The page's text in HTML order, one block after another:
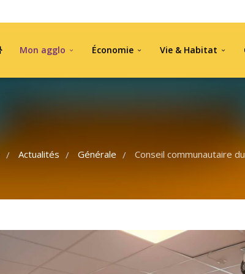
Mon agglo Économie Vie & Habitat
/ Actualités / Générale / Conseil communautaire